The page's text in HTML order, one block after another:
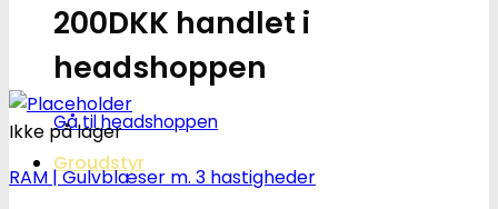
200DKK handlet i
headshoppen
Gå til headshoppen
Groudstyr
Ikke på lager
RAM | Gulvblæser m. 3 hastigheder